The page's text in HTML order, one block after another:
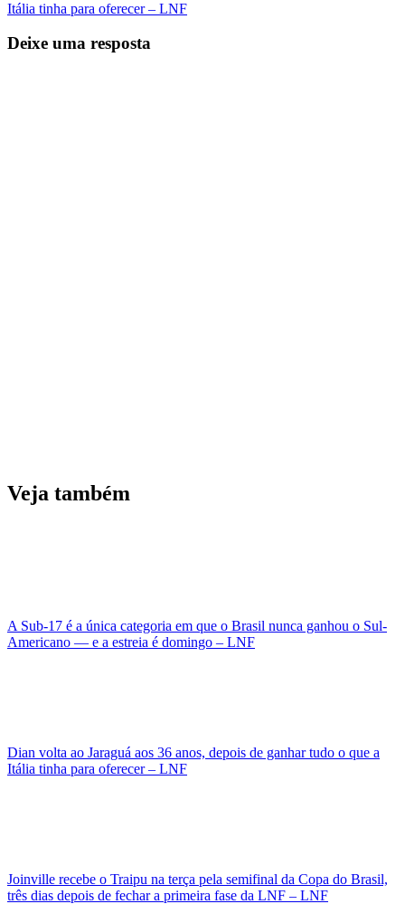
Itália tinha para oferecer – LNF
Deixe uma resposta
Veja também
A Sub-17 é a única categoria em que o Brasil nunca ganhou o Sul-
Americano — e a estreia é domingo – LNF
Dian volta ao Jaraguá aos 36 anos, depois de ganhar tudo o que a
Itália tinha para oferecer – LNF
Joinville recebe o Traipu na terça pela semifinal da Copa do Brasil,
três dias depois de fechar a primeira fase da LNF – LNF